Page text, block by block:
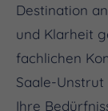
Destination
und Klarheit
fachlichen
Saale-
Ihre